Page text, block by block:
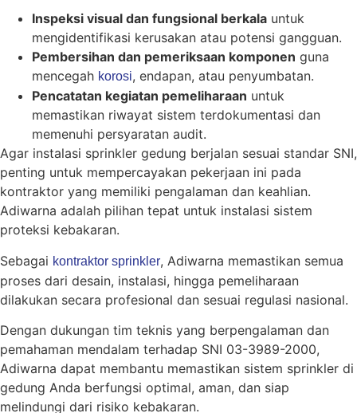
Inspeksi visual dan fungsional berkala untuk
mengidentifikasi kerusakan atau potensi gangguan.
Pembersihan dan pemeriksaan komponen guna
mencegah korosi, endapan, atau penyumbatan.
Pencatatan kegiatan pemeliharaan untuk
memastikan riwayat sistem terdokumentasi dan
memenuhi persyaratan audit.
Agar instalasi sprinkler gedung berjalan sesuai standar SNI,
penting untuk mempercayakan pekerjaan ini pada
kontraktor yang memiliki pengalaman dan keahlian.
Adiwarna adalah pilihan tepat untuk instalasi sistem
proteksi kebakaran.
Sebagai kontraktor sprinkler, Adiwarna memastikan semua
proses dari desain, instalasi, hingga pemeliharaan
dilakukan secara profesional dan sesuai regulasi nasional.
Dengan dukungan tim teknis yang berpengalaman dan
pemahaman mendalam terhadap SNI 03-3989-2000,
Adiwarna dapat membantu memastikan sistem sprinkler di
gedung Anda berfungsi optimal, aman, dan siap
melindungi dari risiko kebakaran.